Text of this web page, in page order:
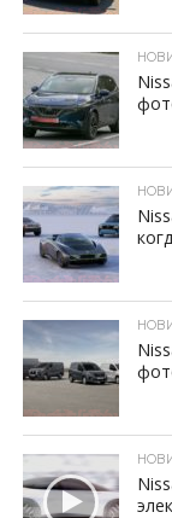
ID, "post_views_count", true); if ( $post_views >= 1) { ?>
ID, "post_views_count", true); if ( $post_views >= 1) { ?>
ID, "post_views_count", true); if ( $post_views >= 1) { ?>
ID, "post_views_count", true); if ( $post_views >= 1) { ?>